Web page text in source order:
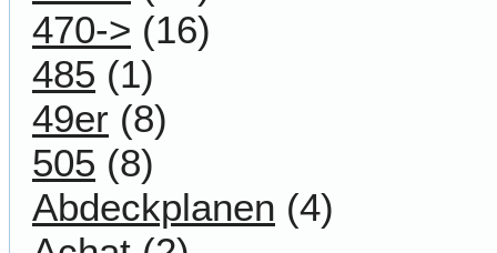
470-> (16)
485 (1)
49er (8)
505 (8)
Abdeckplanen (4)